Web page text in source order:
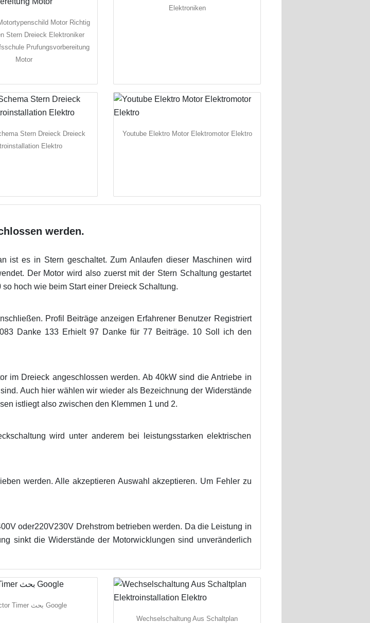
Motor Richtig
Stern Dreieck Elektroniker
Prufungsvorbereitung
Motor
Elektroniken
Stern Dreieck Dreieck
Elektro
Youtube Elektro Motor Elektromotor Elektro
werden.
ist es in Stern geschaltet. Zum Anlaufen dieser Maschinen wird
Der Motor wird also zuerst mit der Stern Schaltung gestartet
hoch wie beim Start einer Dreieck Schaltung.
Profil Beiträge anzeigen Erfahrener Benutzer Registriert
Danke 133 Erhielt 97 Danke für 77 Beiträge. 10 Soll ich den
im Dreieck angeschlossen werden. Ab 40kW sind die Antriebe in
Auch hier wählen wir wieder als Bezeichnung der Widerstände
istliegt also zwischen den Klemmen 1 und 2.
wird unter anderem bei leistungsstarken elektrischen
werden. Alle akzeptieren Auswahl akzeptieren. Um Fehler zu
oder220V230V Drehstrom betrieben werden. Da die Leistung in
sinkt die Widerstände der Motorwicklungen sind unveränderlich
Contactor Timer بحث Google
Wechselschaltung Aus Schaltplan